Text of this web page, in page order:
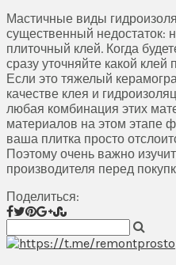
Мастичные виды
существенный недостаток:
плиточный клей. Когда
сразу уточняйте какой
Если это тяжелый
качестве клея и
любая комбинация этих
материалов на этом этапе
ваша плитка просто
Поэтому очень важно
производителя перед
Поделиться: